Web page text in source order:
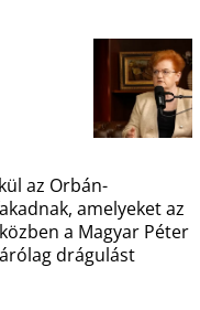
az Orbán-
amelyeket az
a Magyar Péter
drágulást